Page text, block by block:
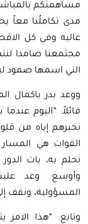
مساهمتكم
مدى تكاملُنا معاً
عاليه وفي كل
مجتمعنا صامدا
التي اسمها صمود
ووعد بدر باكمال
قائلاً: “اليوم
نخبرهم إياه من
القوات هي
نحلم به، بات
وأوسع. وعد
المسؤولية، ونقف
وتابع: “هذا